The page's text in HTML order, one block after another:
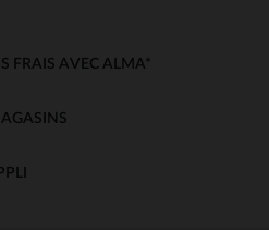
FRAIS AVEC ALMA*